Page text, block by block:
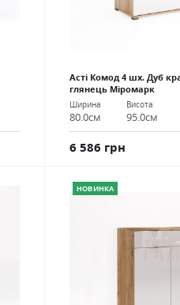
Асті Комод 4 шх. Дуб
глянець Міромарк
Ширина
80.0см
Висота
95.0см
6 586 грн
НОВИНКА